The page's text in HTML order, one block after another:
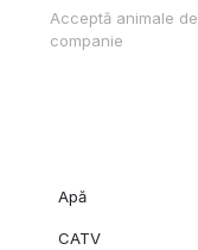
Acceptă animale de
companie
Apă
CATV